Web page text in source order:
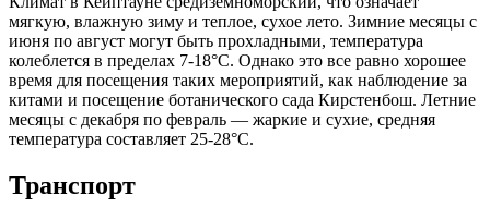
мягкую, влажную зиму и теплое, сухое лето. Зимние месяцы с
июня по август могут быть прохладными, температура
колеблется в пределах 7-18°C. Однако это все равно хорошее
время для посещения таких мероприятий, как наблюдение за
китами и посещение ботанического сада Кирстенбош. Летние
месяцы с декабря по февраль — жаркие и сухие, средняя
температура составляет 25-28°C.
Транспорт